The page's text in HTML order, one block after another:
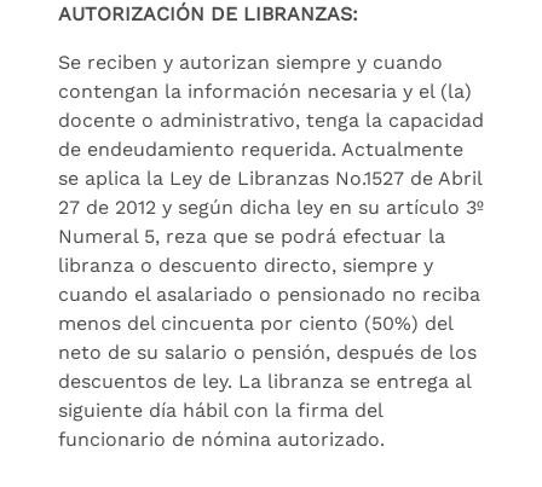
AUTORIZACIÓN DE LIBRANZAS:
Se reciben y autorizan siempre y cuando
contengan la información necesaria y el (la)
docente o administrativo, tenga la capacidad
de endeudamiento requerida. Actualmente
se aplica la Ley de Libranzas No.1527 de Abril
27 de 2012 y según dicha ley en su artículo 3º
Numeral 5, reza que se podrá efectuar la
libranza o descuento directo, siempre y
cuando el asalariado o pensionado no reciba
menos del cincuenta por ciento (50%) del
neto de su salario o pensión, después de los
descuentos de ley. La libranza se entrega al
siguiente día hábil con la firma del
funcionario de nómina autorizado.